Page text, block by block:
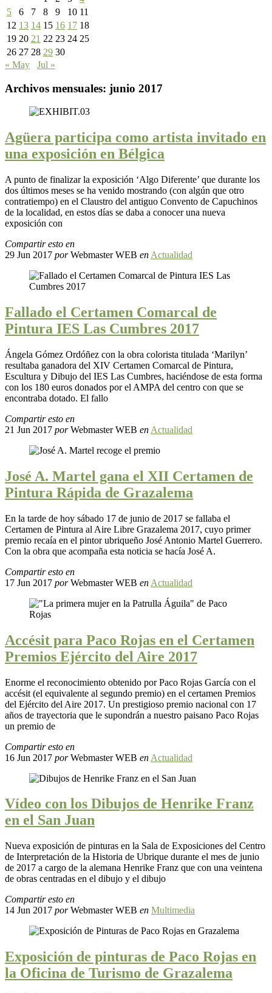
5
6 7 8 9 10 11
12 13 14 15 16 17 18
19 20 21 22 23 24 25
26 27 28 29 30
« May
Jul »
Archivos mensuales: junio 2017
Agüera participa como artista invitado en
una exposición en Bélgica
A punto de finalizar la exposición ‘Algo Diferente’ que durante los
dos últimos meses se ha venido mostrando (con algún que otro
contratiempo) en el Claustro del antiguo Convento de Capuchinos
de la localidad, en estos días se daba a conocer una nueva
exposición con
Compartir esto en
29 Jun 2017 porWebmaster WEB en Actualidad
Fallado el Certamen Comarcal de
Pintura IES Las Cumbres 2017
Ángela Gómez Ordóñez con la obra colorista titulada ‘Marilyn’
resultaba ganadora del XIV Certamen Comarcal de Pintura,
Escultura y Dibujo del IES Las Cumbres, haciéndose de esta forma
con los 180 euros donados por el AMPA del centro con que se
encontraba dotado. El fallo
Compartir esto en
21 Jun 2017 porWebmaster WEB en Actualidad
José A. Martel gana el XII Certamen de
Pintura Rápida de Grazalema
En la tarde de hoy sábado 17 de junio de 2017 se fallaba el
Certamen de Pintura al Aire Libre Grazalema 2017, cuyo primer
premio recaía en el pintor ubriqueño José Antonio Martel Guerrero.
Con la obra que acompaña esta noticia se hacía José A.
Compartir esto en
17 Jun 2017 porWebmaster WEB en Actualidad
Accésit para Paco Rojas en el Certamen
Premios Ejército del Aire 2017
Enorme el reconocimiento obtenido por Paco Rojas García con el
accésit (el equivalente al segundo premio) en el certamen Premios
del Ejército del Aire 2017. Un prestigioso premio nacional con 17
años de trayectoria que le supondrán a nuestro paisano Paco Rojas
un premio de
Compartir esto en
16 Jun 2017 porWebmaster WEB en Actualidad
Vídeo con los Dibujos de Henrike Franz
en el San Juan
Nueva exposición de pinturas en la Sala de Exposiciones del Centro
de Interpretación de la Historia de Ubrique durante el mes de junio
de 2017 a cargo de la alemana Henrike Franz que con una veintena
de obras centradas en el dibujo y el dibujo
Compartir esto en
14 Jun 2017 porWebmaster WEB en Multimedia
Exposición de pinturas de Paco Rojas en
la Oficina de Turismo de Grazalema